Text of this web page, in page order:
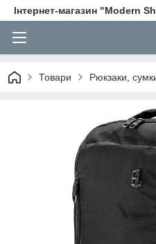
Інтернет-магазин "Modern
Товари Рюкзаки,